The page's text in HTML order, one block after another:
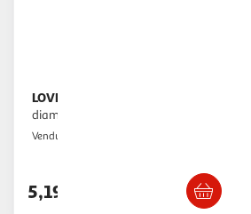
LOVE STORY
diamètre 3,5 cm
Vendu par
5,19€